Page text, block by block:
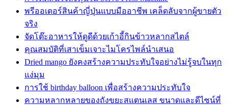
พรีออเดอร์สินค้าญี่ปุ่นแบบมืออาชีพ เคล็ดลับจากผู้ขายตัว
จริง
จัดโต๊ะอาหารให้ดูดีด้วยเก้าอี้กินข้าวหลากสไตล์
คุณสมบัติที่เสาเข็มเจาะไมโครไพล์นำเสนอ
Dried mango ยังคงสร้างความประทับใจอย่างไม่รู้จบในทุก
แง่มุม
การใช้ birthday balloon เพื่อสร้างความประทับใจ
ความหลากหลายของถังขยะสแตนเลส ขนาดและดีไซน์ที่